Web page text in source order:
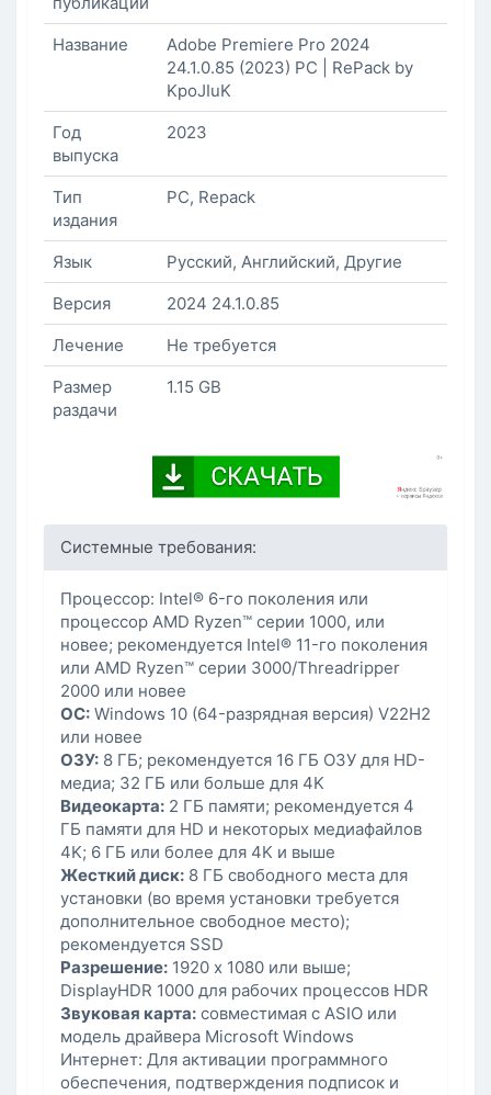
Название
Adobe Premiere Pro 2024
24.1.0.85 (2023) PC | RePack by
KpoJIuK
Год
выпуска
2023
Тип
издания
PC, Repack
Язык
Русский, Английский, Другие
Версия
2024 24.1.0.85
Лечение
Не требуется
Размер
раздачи
1.15 GB
Системные требования:
Процессор: Intel® 6-го поколения или
процессор AMD Ryzen™ серии 1000, или
новее; рекомендуется Intel® 11-го поколения
или AMD Ryzen™ серии 3000/Threadripper
2000 или новее
ОС: Windows 10 (64-разрядная версия) V22H2
или новее
ОЗУ: 8 ГБ; рекомендуется 16 ГБ ОЗУ для HD-
медиа; 32 ГБ или больше для 4K
Видеокарта: 2 ГБ памяти; рекомендуется 4
ГБ памяти для HD и некоторых медиафайлов
4K; 6 ГБ или более для 4K и выше
Жесткий диск: 8 ГБ свободного места для
установки (во время установки требуется
дополнительное свободное место);
рекомендуется SSD
Разрешение: 1920 х 1080 или выше;
DisplayHDR 1000 для рабочих процессов HDR
Звуковая карта: совместимая с ASIO или
модель драйвера Microsoft Windows
Интернет: Для активации программного
обеспечения, подтверждения подписок и